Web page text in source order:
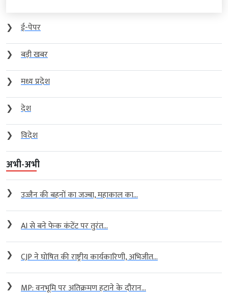
❯
ई-पेपर
❯
बड़ी खबर
❯
मध्य प्रदेश
❯
देश
❯
विदेश
अभी-अभी
❯ उज्जैन की बहनों का जज्बा, महाकाल का...
❯ AI से बने फेक कंटेंट पर तुरंत...
❯ CJP ने घोषित की राष्ट्रीय कार्यकारिणी, अभिजीत...
❯ MP: वनभूमि पर अतिक्रमण हटाने के दौरान...